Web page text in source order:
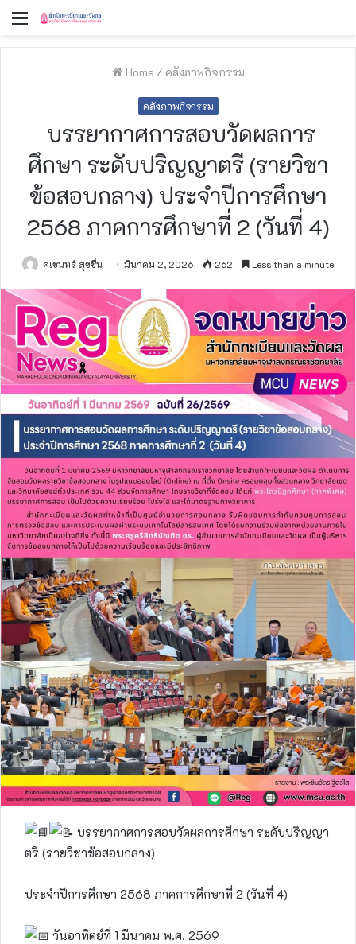
Menu
Home / คลังภาพกิจกรรม
คลังภาพกิจกรรม
บรรยากาศการสอบวัดผลการ
ศึกษา ระดับปริญญาตรี (รายวิชา
ข้อสอบกลาง) ประจำปีการศึกษา
2568 ภาคการศึกษาที่ 2 (วันที่ 4)
คเชนทร์ สุขชื่น มีนาคม 2, 2026 262 Less than a minute
บรรยากาศการสอบวัดผลการศึกษา ระดับปริญญา
ตรี (รายวิชาข้อสอบกลาง)
ประจำปีการศึกษา 2568 ภาคการศึกษาที่ 2 (วันที่ 4)
วันอาทิตย์ที่ 1 มีนาคม พ.ศ. 2569